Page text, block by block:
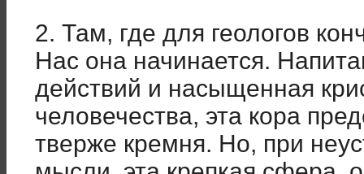
2. Там, где для геологов
Нас она начинается.
действий и насыщенная
человечества, эта кора
тверже кремня. Но, при